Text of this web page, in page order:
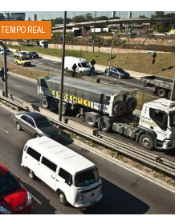
TEMPO REAL